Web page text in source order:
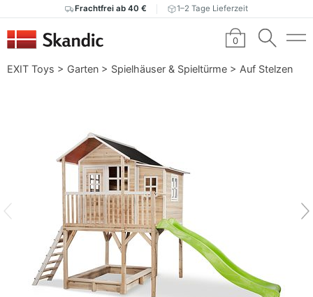
Frachtfrei ab 40 € 1–2 Tage Lieferzeit
0
EXIT Toys > Garten > Spielhäuser & Spieltürme > Auf Stelzen